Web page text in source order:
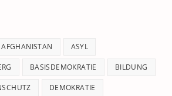
AFGHANISTAN ASYL
BASISDEMOKRATIE BILDUNG
DEMOKRATIE